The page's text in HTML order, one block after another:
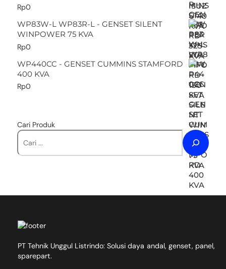
Rp0
WP83W-L WP83R-L - GENSET SILENT
WINPOWER 75 KVA
Rp0
WP440CC - GENSET CUMMINS STAMFORD
400 KVA
Rp0
Cari Produk
PT Tehnik Unggul Listrindo: Solusi daya andal, genset, panel,
sparepart.